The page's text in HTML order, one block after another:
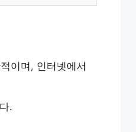
이며, 인터넷에서
.